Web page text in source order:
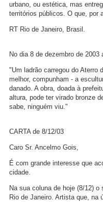
urbano, ou estética, mas
territórios públicos. O que, por
RT Rio de Janeiro, Brasil.
No dia 8 de dezembro de
"Um ladrão carregou do Aterro
melhor, compunham - a
danado. A obra, doada à
altura, pode ter virado bronze
sabe, ninguém viu."
CARTA de 8/12/03
Caro Sr. Ancelmo Gois,
É com grande interesse que
cidade.
Na sua coluna de hoje (8/12)
Rio de Janeiro. Artista que, na